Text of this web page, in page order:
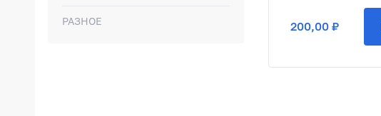
РАЗНОЕ 200,00 ₽